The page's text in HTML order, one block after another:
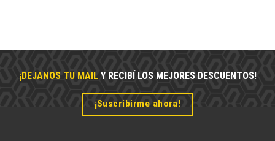
¡DEJANOS TU MAILY RECIBÍ LOS MEJORES DESCUENTOS!
¡Suscribirme ahora!